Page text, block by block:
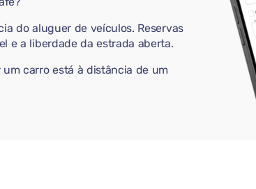
do aluguer de veículos. Reservas
e a liberdade da estrada aberta.
carro está à distância de um